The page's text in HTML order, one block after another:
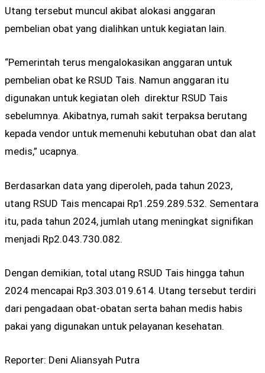
Utang tersebut muncul akibat alokasi anggaran
pembelian obat yang dialihkan untuk kegiatan lain.
“Pemerintah terus mengalokasikan anggaran untuk
pembelian obat ke RSUD Tais. Namun anggaran itu
digunakan untuk kegiatan oleh direktur RSUD Tais
sebelumnya. Akibatnya, rumah sakit terpaksa berutang
kepada vendor untuk memenuhi kebutuhan obat dan alat
medis,” ucapnya.
Berdasarkan data yang diperoleh, pada tahun 2023,
utang RSUD Tais mencapai Rp1.259.289.532. Sementara
itu, pada tahun 2024, jumlah utang meningkat signifikan
menjadi Rp2.043.730.082.
Dengan demikian, total utang RSUD Tais hingga tahun
2024 mencapai Rp3.303.019.614. Utang tersebut terdiri
dari pengadaan obat-obatan serta bahan medis habis
pakai yang digunakan untuk pelayanan kesehatan.
Reporter: Deni Aliansyah Putra